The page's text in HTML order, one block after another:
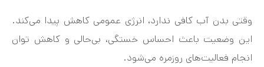
وقتی بدن آب کافی ندارد، انرژی عمومی کاهش پیدا می‌کند.
این وضعیت باعث احساس خستگی، بی‌حالی و کاهش توان
انجام فعالیت‌های روزمره می‌شود.